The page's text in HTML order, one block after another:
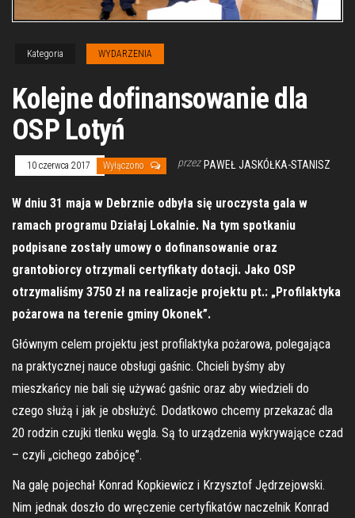
Kategoria WYDARZENIA
Kolejne dofinansowanie dla
OSP Lotyń
10 czerwca 2017 Wyłączono przez PAWEŁ JASKÓŁKA-STANISZ
W dniu 31 maja w Debrznie odbyła się uroczysta gala w
ramach programu Działaj Lokalnie. Na tym spotkaniu
podpisane zostały umowy o dofinansowanie oraz
grantobiorcy otrzymali certyfikaty dotacji. Jako OSP
otrzymaliśmy 3750 zł na realizacje projektu pt.: „Profilaktyka
pożarowa na terenie gminy Okonek”.
Głównym celem projektu jest profilaktyka pożarowa, polegająca
na praktycznej nauce obsługi gaśnic. Chcieli byśmy aby
mieszkańcy nie bali się używać gaśnic oraz aby wiedzieli do
czego służą i jak je obsłużyć. Dodatkowo chcemy przekazać dla
20 rodzin czujki tlenku węgla. Są to urządzenia wykrywające czad
– czyli „cichego zabójcę”.
Na galę pojechał Konrad Kopkiewicz i Krzysztof Jędrzejowski.
Nim jednak doszło do wręczenie certyfikatów naczelnik Konrad